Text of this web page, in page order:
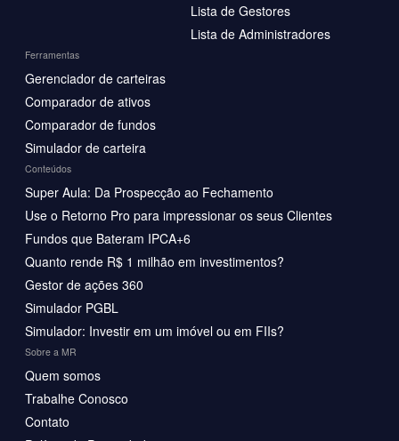
Lista de Gestores
Lista de Administradores
Ferramentas
Gerenciador de carteiras
Comparador de ativos
Comparador de fundos
Simulador de carteira
Conteúdos
Super Aula: Da Prospecção ao Fechamento
Use o Retorno Pro para impressionar os seus Clientes
Fundos que Bateram IPCA+6
Quanto rende R$ 1 milhão em investimentos?
Gestor de ações 360
Simulador PGBL
Simulador: Investir em um imóvel ou em FIIs?
Sobre a MR
Quem somos
Trabalhe Conosco
Contato